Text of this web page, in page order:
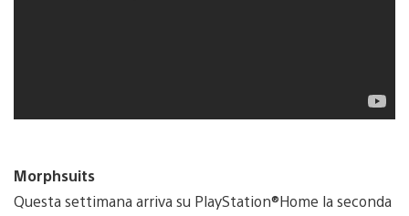
Morphsuits
Questa settimana arriva su PlayStation®Home la seconda